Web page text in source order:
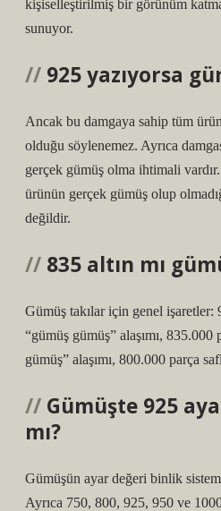
kişiselleştirilmiş bir görünüm
sunuyor.
925 yazıyorsa
Ancak bu damgaya sahip tüm
olduğu söylenemez. Ayrıca
gerçek gümüş olma ihtimali
ürünün gerçek gümüş olup
değildir.
835 altın mı
Gümüş takılar için genel işaretler:
“gümüş gümüş” alaşımı, 835.000
gümüş” alaşımı, 800.000 parça
Gümüşte 925
mı?
Gümüşün ayar değeri binlik
Ayrıca 750, 800, 925, 950 ve